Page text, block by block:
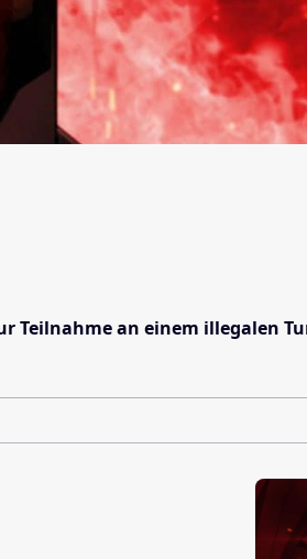
Teilnahme an einem illegalen